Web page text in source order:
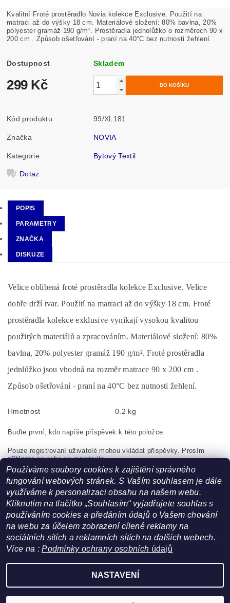
Kvalitní Froté prostěradlo Novia kolekce Exclusive.
Použití na
matraci až do výšky 18 cm. Materiálové složení: 80% bavlna, 20%
polyester gramáž 190 g/m². Prostěradla jednolůžko o rozměrech 90 x
200 cm . Způsob ošetřování - praní na40°C bez nutnosti žehlení.
Dostupnost Skladem
299 Kč
Kód produktu 99/XL181
Značka NOVIA
Kategorie Bytový Textil
Dotaz
POPIS
PARAMETRY
ZNAČKA
DISKUZE
Velice oblíbená froté prostěradla kolekce Exclusive. Velice
dobře drží tvar. Použití na matraci až do výšky 18 cm. Froté
prostěradla kolekce exklusive vynikají vysokou kvalitou
použitých materiálů a zpracováním. Materiálové složení: 80%
bavlna, 20% polyester gramáž 190 g/m². Froté prostěradla
jednlůžko jsou vhodná na rozměr matrace 90 x 200 cm .
Způsob ošetřování - praní na40°C bez nutnosti žehlení.
Hmotnost 0.2 kg
Buďte první, kdo napíše příspěvek k této položce.
Pouze registrovaní uživatelé mohou vkládat příspěvky. Prosím
přihlaste senebo seregistrujte.
Tapo Kyšice, s.r.o., Nová 109, Kyšice, 273 51, Česká
republika, info@novia.cz
Facebook | Heureka.cz
2026 ©FoltynTextil.cz, všechna práva vyhrazenaUpravit nastavení cookies
Používáme soubory cookies k zajištění správného
fungování webových stránek. S Vaším souhlasem je dále
využíváme k personalizaci obsahu na našem webu.
Kliknutím na tlačítko „Souhlasím“ vyjadřujete souhlas s
používáním cookies a předáním údajů o Vašem chování
na webu za účelem zobrazení cílené reklamy na
sociálních sítích a reklamních sítích na dalších webech.
Více na :Podmínky ochrany osobních údajů
NASTAVENÍ